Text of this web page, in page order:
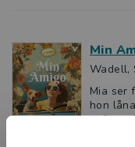
Min
Wadell,
Mia ser
hon
oväntat